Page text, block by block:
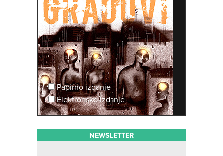
Papirno izdanje
Elektronsko izdanje
NEWSLETTER